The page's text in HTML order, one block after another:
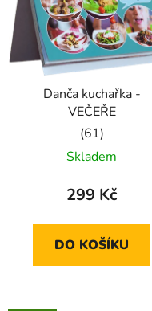
Danča kuchařka -
VEČEŘE
Průměrné
hodnocení
produktu
5,0
z
Skladem
299 Kč
DO KOŠÍKU